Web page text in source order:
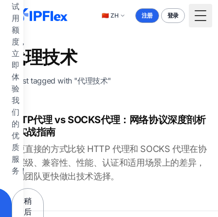
试
用
额
度，
立
即
体
验
我
们
的
优
质
服
务！
稍
后
跳到主要内容
🇨🇳 ZH 注册 登录
代理技术
1 post tagged with "代理技术"
HTTP代理 vs SOCKS代理：网络协议深度剖析
与实战指南
用更直接的方式比较 HTTP 代理和 SOCKS 代理在协
议层级、兼容性、性能、认证和适用场景上的差异，
帮助团队更快做出技术选择。